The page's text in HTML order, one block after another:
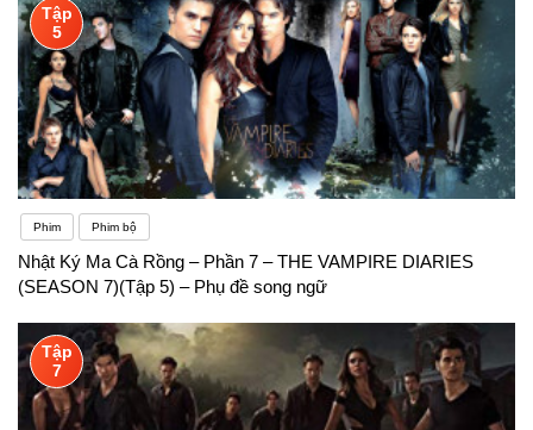
Tập
5
Phim Phim bộ
Nhật Ký Ma Cà Rồng – Phần 7 – THE VAMPIRE DIARIES
(SEASON 7)(Tập 5) – Phụ đề song ngữ
Tập
7